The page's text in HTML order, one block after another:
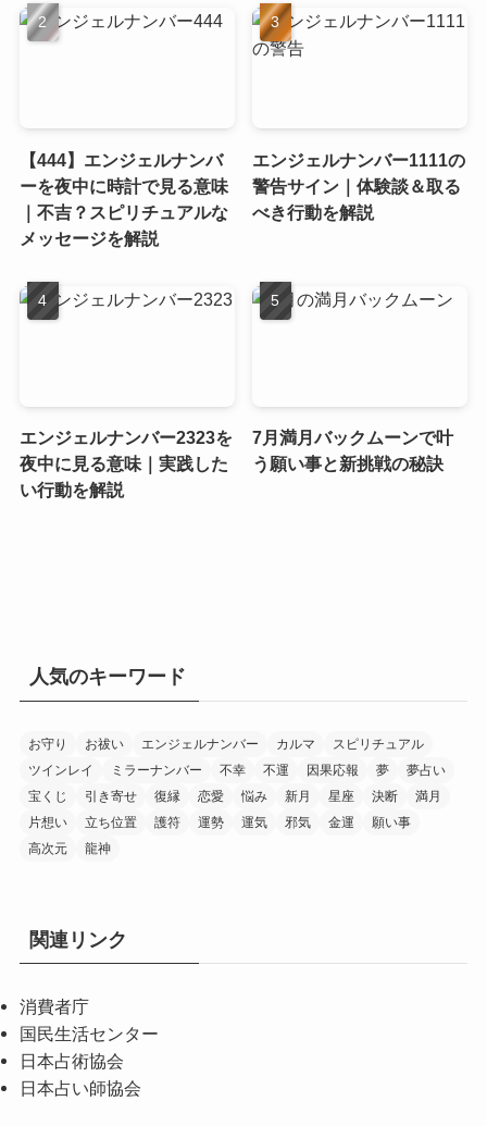
【444】エンジェルナンバ
ーを夜中に時計で見る意味
｜不吉？スピリチュアルな
メッセージを解説
エンジェルナンバー1111の
警告サイン｜体験談＆取る
べき行動を解説
エンジェルナンバー2323を
夜中に見る意味｜実践した
い行動を解説
7月満月バックムーンで叶
う願い事と新挑戦の秘訣
人気のキーワード
お守り お祓い エンジェルナンバー カルマ
スピリチュアル
ツインレイ
ミラーナンバー 不幸 不運 因果応報 夢
夢占い
宝くじ
引き寄せ 復縁 恋愛 悩み 新月 星座 決断
満月
片想い
立ち位置 護符 運勢 運気 邪気 金運
願い事
高次元
龍神
関連リンク
消費者庁
国民生活センター
日本占術協会
日本占い師協会